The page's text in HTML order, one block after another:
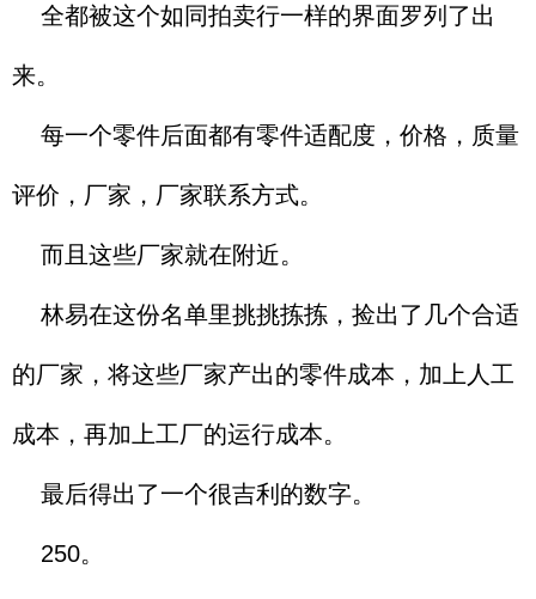
全都被这个如同拍卖行一样的界面罗列了出
来。
每一个零件后面都有零件适配度，价格，质量
评价，厂家，厂家联系方式。
而且这些厂家就在附近。
林易在这份名单里挑挑拣拣，捡出了几个合适
的厂家，将这些厂家产出的零件成本，加上人工
成本，再加上工厂的运行成本。
最后得出了一个很吉利的数字。
250。